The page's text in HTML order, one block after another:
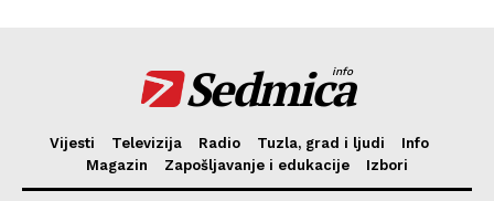
Sedmica
info
Vijesti Televizija Radio Tuzla, grad i ljudi
Info
Magazin
Zapošljavanje i edukacije Izbori